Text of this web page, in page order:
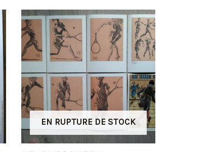
EN RUPTURE DE STOCK